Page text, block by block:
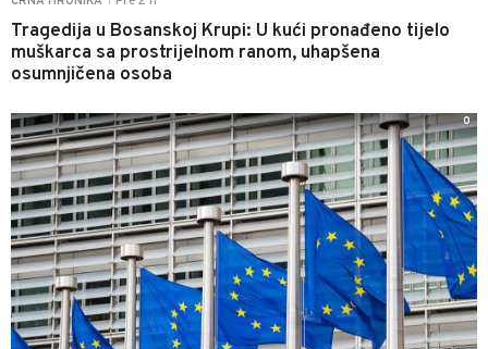
Tragedija u Bosanskoj Krupi: U kući pronađeno tijelo
muškarca sa prostrijelnom ranom, uhapšena
osumnjičena osoba
0